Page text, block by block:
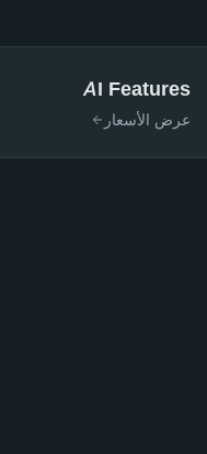
AI Features
عرض الأسعار